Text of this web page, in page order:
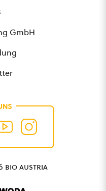
GmbH
bio austria